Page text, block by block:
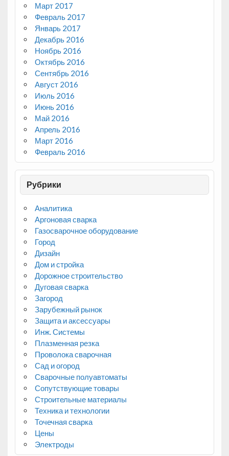
Март 2017
Февраль 2017
Январь 2017
Декабрь 2016
Ноябрь 2016
Октябрь 2016
Сентябрь 2016
Август 2016
Июль 2016
Июнь 2016
Май 2016
Апрель 2016
Март 2016
Февраль 2016
Рубрики
Аналитика
Аргоновая сварка
Газосварочное оборудование
Город
Дизайн
Дом и стройка
Дорожное строительство
Дуговая сварка
Загород
Зарубежный рынок
Защита и аксессуары
Инж. Системы
Плазменная резка
Проволока сварочная
Сад и огород
Сварочные полуавтоматы
Сопутствующие товары
Строительные материалы
Техника и технологии
Точечная сварка
Цены
Электроды